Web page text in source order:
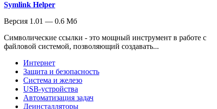
Symlink Helper
Версия 1.01 — 0.6 Мб
Символические ссылки - это мощный инструмент в работе с
файловой системой, позволяющий создавать...
Интернет
Защита и безопасность
Система и железо
USB-устройства
Автоматизация задач
Деинсталляторы